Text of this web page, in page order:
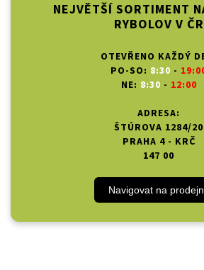
NEJVĚTŠÍ SORTIMENT
RYBOLOV V ČR
OTEVŘENO KAŽDÝ
PO-SO: 8:30 -
NE: 8:30 - 12:00
ADRESA:
ŠTÚROVA 1284/20
PRAHA 4 - KRČ
147 00
Navigovat na